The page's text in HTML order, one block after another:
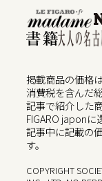
掲載商品の価格
消費税を含んだ
記事で紹介した
FIGARO japonに
記事中に記載の
す。
COPYRIGHT